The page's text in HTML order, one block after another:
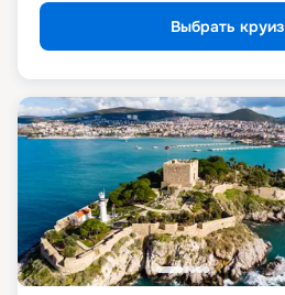
Выбрать круиз